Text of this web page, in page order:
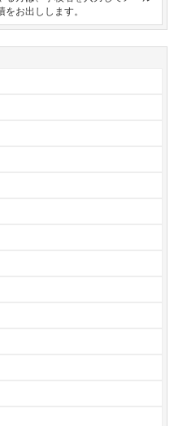
お出しします。